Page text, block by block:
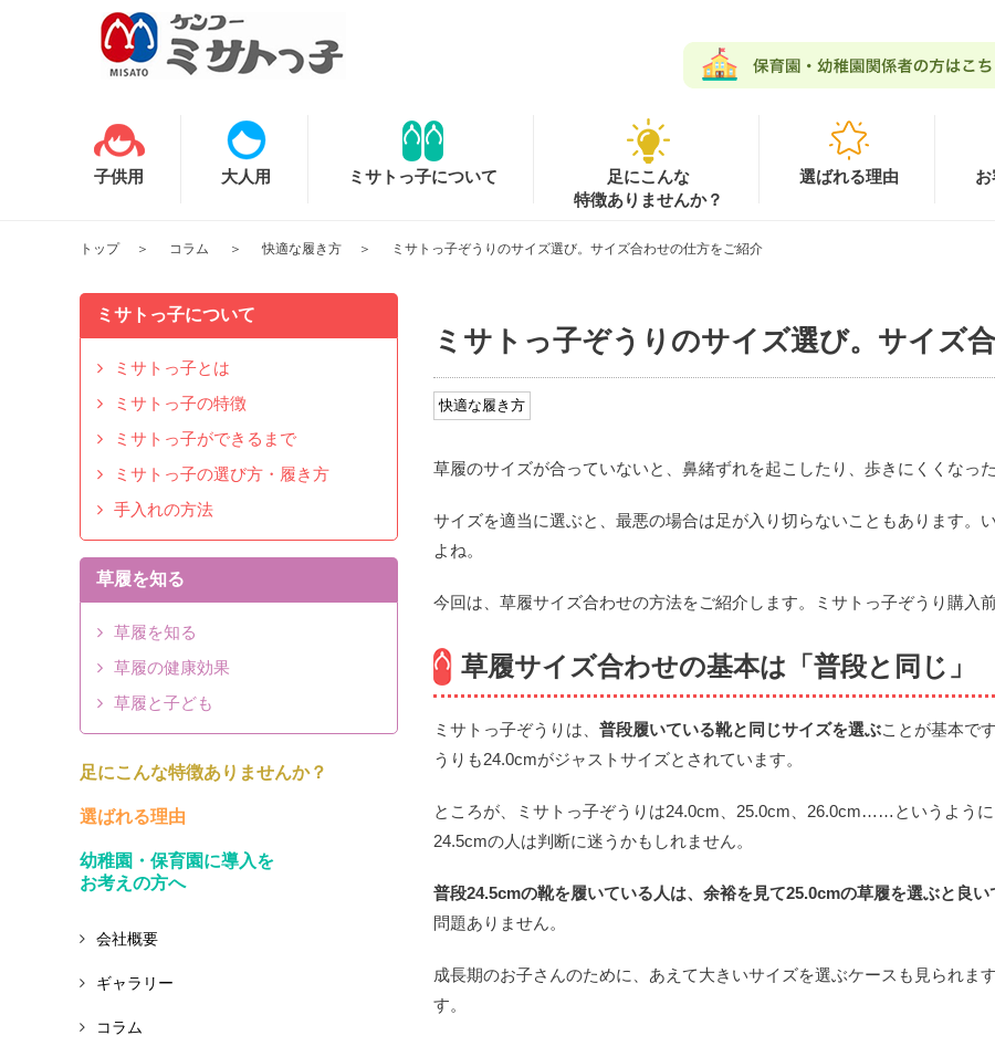
子供用 大人用 ミサトっ子について
足にこんな
特徴ありませんか？
選ばれる理由
トップ コラム 快適な履き方 ミサトっ子ぞうりのサイズ選び。サイズ合わせの仕方をご紹介
ミサトっ子ぞうりのサイズ選び。サイズ
快適な履き方
草履のサイズが合っていないと、鼻緒ずれを起こしたり、歩きにくくなっ
サイズを適当に選ぶと、最悪の場合は足が入り切らないこともあります。
よね。
今回は、草履サイズ合わせの方法をご紹介します。ミサトっ子ぞうり購入
草履サイズ合わせの基本は「普段と同じ」
ミサトっ子ぞうりは、 普段履いている靴と同じサイズを選ぶことが基本で
うりも24.0cmがジャストサイズとされています。
ところが、ミサトっ子ぞうりは24.0cm、25.0cm、26.0cm……というよう
24.5cmの人は判断に迷うかもしれません。
普段24.5cmの靴を履いている人は、余裕を見て25.0cmの草履を選ぶと良い
問題ありません。
成長期のお子さんのために、あえて大きいサイズを選ぶケースも見られま
す。
ミサトっ子について
ミサトっ子とは
ミサトっ子の特徴
ミサトっ子ができるまで
ミサトっ子の選び方・履き方
手入れの方法
草履を知る
草履を知る
草履の健康効果
草履と子ども
足にこんな特徴ありませんか？
選ばれる理由
幼稚園・保育園に導入を
お考えの方へ
会社概要
ギャラリー
コラム